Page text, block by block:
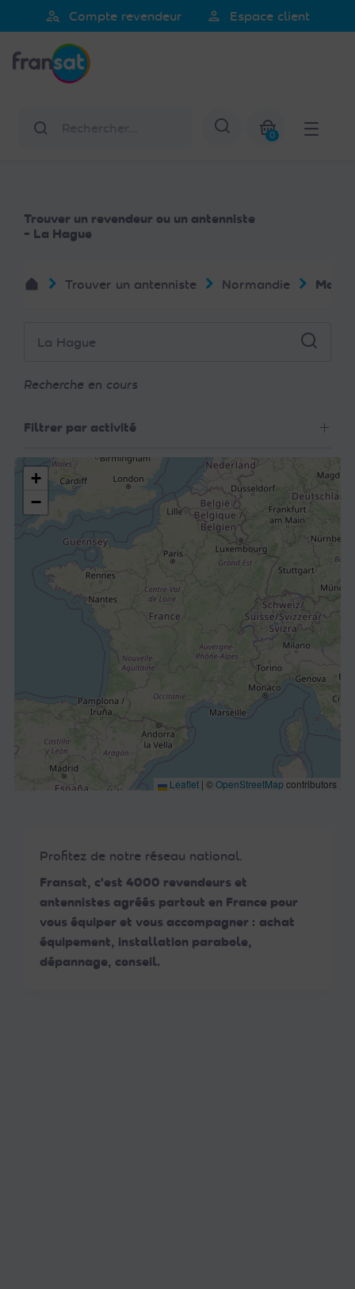
noter
Ce
comprend
person_search Compte revendeur person Espace client
Afficher la
0
Trouver un revendeur ou un antenniste
- La Hague
Trouver un antenniste Normandie
Recherche en cours
Filtrer par activité
Profitez de notre réseau national.
Fransat, c'est 4000 revendeurs et
antennistes agréés partout en France pour
vous équiper et vous accompagner : achat
équipement, installation parabole,
dépannage, conseil.
+
−
Leaflet | ©OpenStreetMap contributors